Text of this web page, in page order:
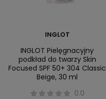
INGLOT
INGLOT Pielęgnacyjny
podkład do twarzy Skin
Focused SPF 50+ 304 Classic
Beige, 30 ml
0.0